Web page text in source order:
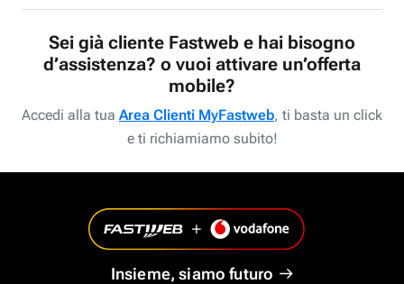
Sei già cliente Fastweb e hai bisogno
d’assistenza? o vuoi attivare un’offerta
mobile?
Accedi alla tua Area Clienti MyFastweb, ti basta un click
e ti richiamiamo subito!
Insieme, siamo futuro